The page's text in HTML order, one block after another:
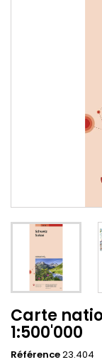
Carte
1:500'000
Référence23.404